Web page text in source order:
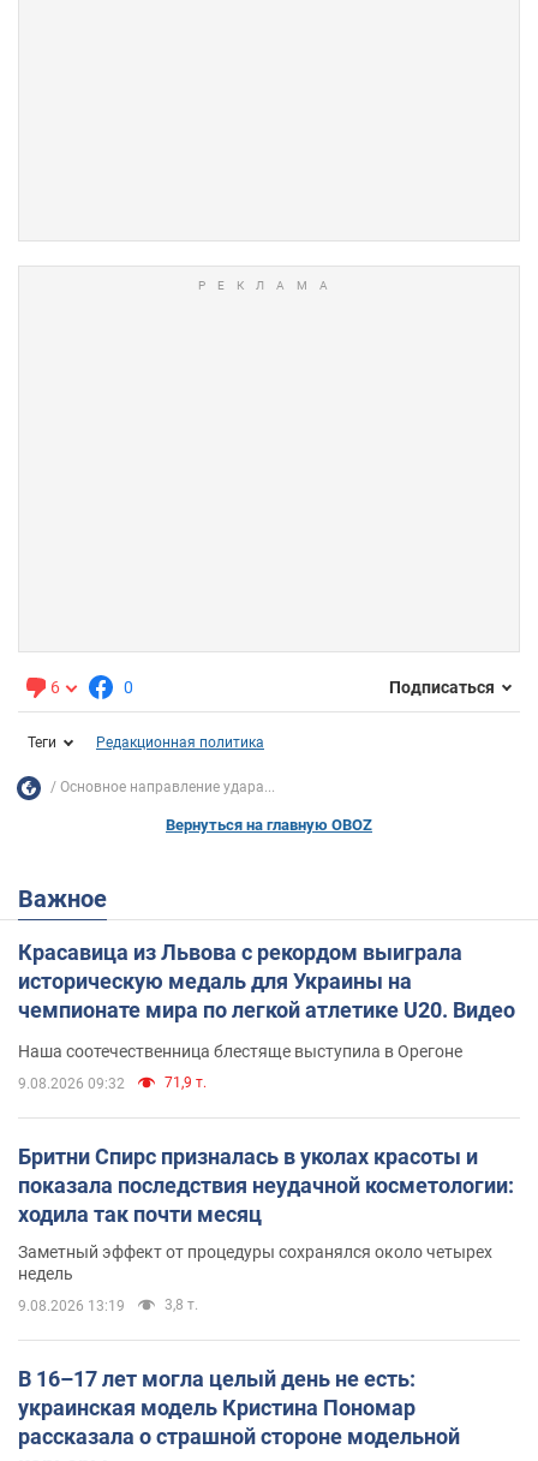
6 0 Подписаться
Теги Редакционная политика
Основное направление удара...
Вернуться на главную OBOZ
Важное
Красавица из Львова с рекордом выиграла
историческую медаль для Украины на
чемпионате мира по легкой атлетике U20. Видео
Наша соотечественница блестяще выступила в Орегоне
9.08.2026 09:32 71,9 т.
Бритни Спирс призналась в уколах красоты и
показала последствия неудачной косметологии:
ходила так почти месяц
Заметный эффект от процедуры сохранялся около четырех
недель
9.08.2026 13:19 3,8 т.
В 16–17 лет могла целый день не есть:
украинская модель Кристина Пономар
рассказала о страшной стороне модельной